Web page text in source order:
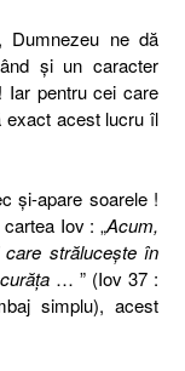
Dumnezeu ne dă
şi un caracter
Iar pentru cei care
exact acest lucru îl
şi-apare soarele !
Iov : „Acum,
străluceşte în
… ” (Iov 37 :
simplu), acest